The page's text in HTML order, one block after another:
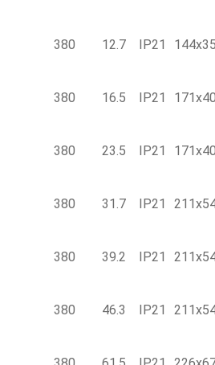
380 12.7 IP21
380 16.5 IP21
380 23.5 IP21
380 31.7 IP21
380 39.2 IP21
380 46.3 IP21